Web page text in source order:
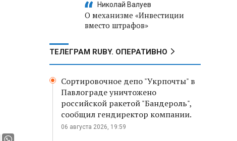
Николай Валуев
О механизме «Инвестиции
вместо штрафов»
ТЕЛЕГРАМ RUBY. ОПЕРАТИВНО
Сортировочное депо "Укрпочты" в
Павлограде уничтожено
российской ракетой "Бандероль",
сообщил гендиректор компании.
06 августа 2026, 19:59